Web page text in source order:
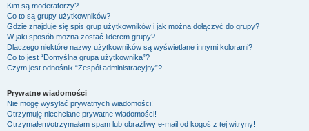
Kim są moderatorzy?
Co to są grupy użytkowników?
Gdzie znajduje się spis grup użytkowników i jak można dołączyć do grupy?
W jaki sposób można zostać liderem grupy?
Dlaczego niektóre nazwy użytkowników są wyświetlane innymi kolorami?
Co to jest “Domyślna grupa użytkownika”?
Czym jest odnośnik “Zespół administracyjny”?
Prywatne wiadomości
Nie mogę wysyłać prywatnych wiadomości!
Otrzymuję niechciane prywatne wiadomości!
Otrzymałem/otrzymałam spam lub obraźliwy e-mail od kogoś z tej witryny!